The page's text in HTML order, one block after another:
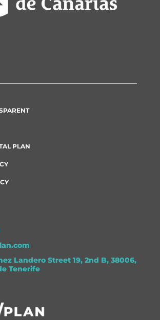
PLAN
Landero Street 19, 2nd B, 38006,
Tenerife